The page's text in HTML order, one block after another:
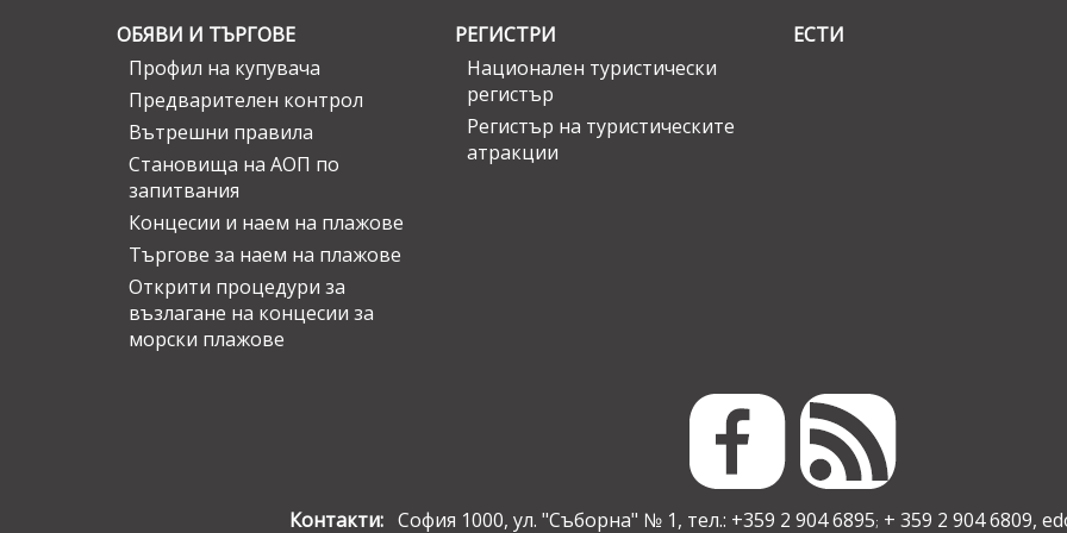
ОБЯВИ И ТЪРГОВЕ
Профил на купувача
Предварителен контрол
Вътрешни правила
Становища на АОП по
запитвания
Концесии и наем на плажове
Търгове за наем на плажове
Открити процедури за
възлагане на концесии за
морски плажове
РЕГИСТРИ
Национален туристически
регистър
Регистър на туристическите
атракции
ЕСТИ
Контакти:София 1000, ул. "Съборна" № 1, тел.: +359 2 904 6895; + 359 2 904 6809,